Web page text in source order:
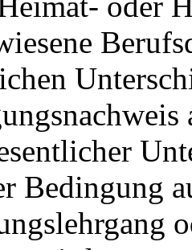
Bedingung